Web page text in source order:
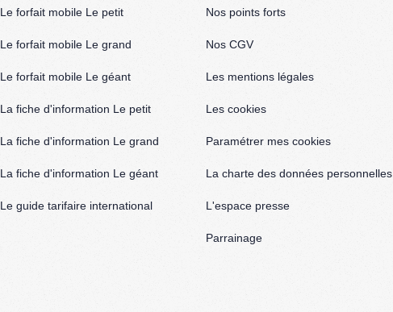
Le forfait mobile Le petit
Le forfait mobile Le grand
Le forfait mobile Le géant
La fiche d'information Le petit
La fiche d'information Le grand
La fiche d'information Le géant
Le guide tarifaire international
Nos points forts
Nos CGV
Les mentions légales
Les cookies
Paramétrer mes cookies
La charte des données personnelles
L'espace presse
Parrainage